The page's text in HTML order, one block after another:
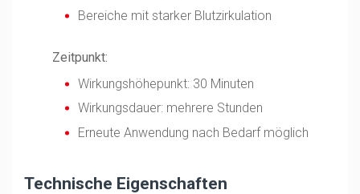
Bereiche mit starker Blutzirkulation
Zeitpunkt:
Wirkungshöhepunkt: 30 Minuten
Wirkungsdauer: mehrere Stunden
Erneute Anwendung nach Bedarf möglich
Technische Eigenschaften